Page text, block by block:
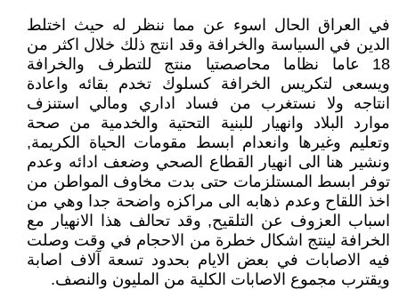
في العراق الحال اسوء عن مما ننظر له حيث اختلط
الدين في السياسة والخرافة وقد انتج ذلك خلال اكثر من
18 عاما نظاما محاصصتيا منتج للتطرف والخرافة
ويسعى لتكريس الخرافة كسلوك تخدم بقائه واعادة
انتاجه ولا نستغرب من فساد اداري ومالي استنزف
موارد البلاد وانهيار للبنية التحتية والخدمية من صحة
وتعليم وغيرها وانعدام ابسط مقومات الحياة الكريمة,
ونشير هنا الى انهيار القطاع الصحي وضعف ادائه وعدم
توفر ابسط المستلزمات حتى بدت مخاوف المواطن من
اخذ اللقاح وعدم ذهابه الى مراكزه واضحة جدا وهي من
اسباب العزوف عن التلقيح, وقد تحالف هذا الانهيار مع
الخرافة لينتج اشكال خطرة من الاحجام في وقت وصلت
فيه الاصابات في بعض الايام بحدود تسعة آلاف اصابة
ويقترب مجموع الاصابات الكلية من المليون والنصف.